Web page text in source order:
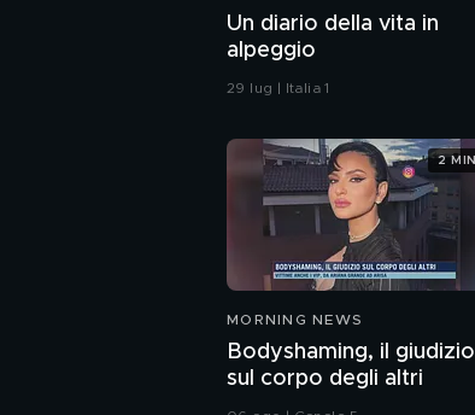
Un diario della vita in
alpeggio
29 lug | Italia 1
MORNING NEWS
Bodyshaming, il giudizio
sul corpo degli altri
2 MIN